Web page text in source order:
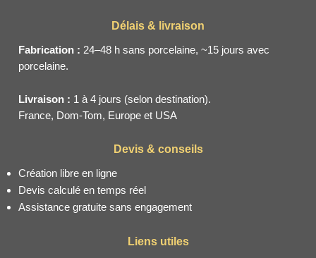
Délais & livraison
Fabrication : 24–48 h sans porcelaine, ~15 jours avec
porcelaine.
Livraison : 1 à 4 jours (selon destination).
France, Dom-Tom, Europe et USA
Devis & conseils
Création libre en ligne
Devis calculé en temps réel
Assistance gratuite sans engagement
Liens utiles